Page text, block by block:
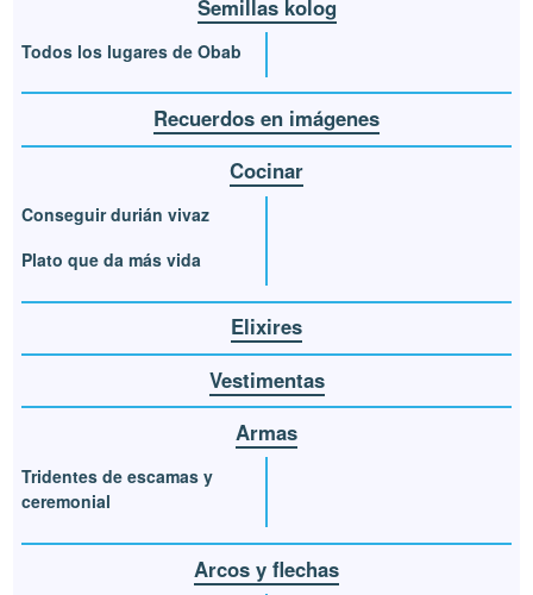
Semillas kolog
Todos los lugares de Obab
Recuerdos en imágenes
Cocinar
Conseguir durián vivaz
Plato que da más vida
Elixires
Vestimentas
Armas
Tridentes de escamas y
ceremonial
Arcos y flechas